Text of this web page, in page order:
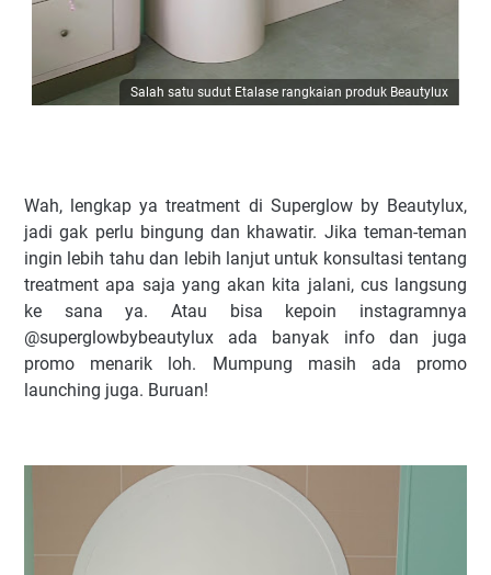
Salah satu sudut Etalase rangkaian produk Beautylux
Wah, lengkap ya treatment di Superglow by Beautylux,
jadi gak perlu bingung dan khawatir. Jika teman-teman
ingin lebih tahu dan lebih lanjut untuk konsultasi tentang
treatment apa saja yang akan kita jalani, cus langsung
ke sana ya. Atau bisa kepoin instagramnya
@superglowbybeautylux ada banyak info dan juga
promo menarik loh. Mumpung masih ada promo
launching juga. Buruan!